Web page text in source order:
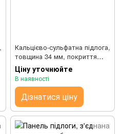
Кальцієво-сульфатна підлога,
товщина 34 мм, покриття
ПВХ із сталевим листом на
дні
Ціну уточнюйте
В наявності
Дізнатися ціну